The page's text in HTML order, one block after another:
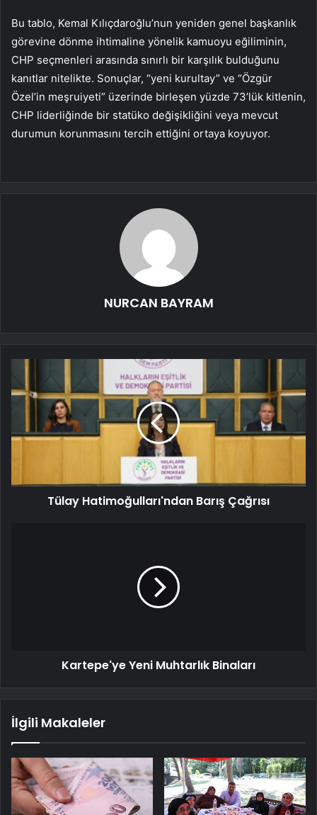
Bu tablo, Kemal Kılıçdaroğlu’nun yeniden genel başkanlık
görevine dönme ihtimaline yönelik kamuoyu eğiliminin,
CHP seçmenleri arasında sınırlı bir karşılık bulduğunu
kanıtlar nitelikte. Sonuçlar, “yeni kurultay” ve “Özgür
Özel’in meşruiyeti” üzerinde birleşen yüzde 73’lük kitlenin,
CHP liderliğinde bir statüko değişikliğini veya mevcut
durumun korunmasını tercih ettiğini ortaya koyuyor.
NURCAN BAYRAM
Tülay Hatimoğulları'ndan Barış Çağrısı
Kartepe'ye Yeni Muhtarlık Binaları
İlgili Makaleler